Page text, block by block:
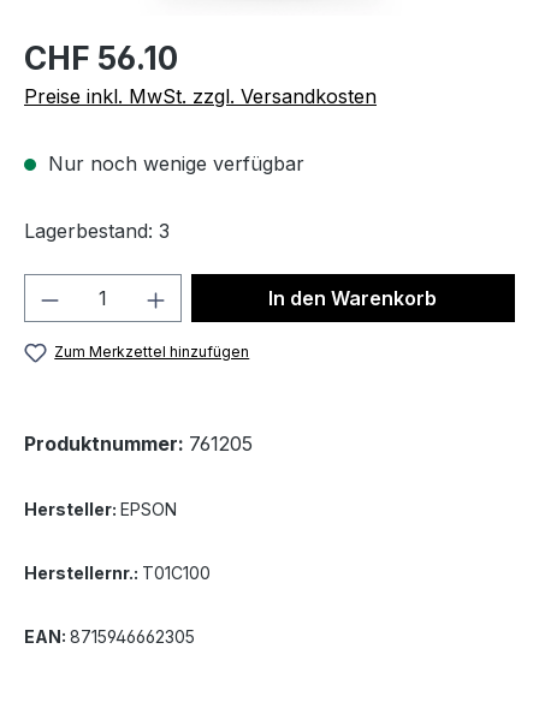
CHF 56.10
Preise inkl. MwSt. zzgl. Versandkosten
Nur noch wenige verfügbar
Lagerbestand: 3
Produkt Anzahl: Gib denIn den Warenkorb
Zum Merkzettel hinzufügen
Produktnummer: 761205
Hersteller: EPSON
Herstellernr.: T01C100
EAN: 8715946662305